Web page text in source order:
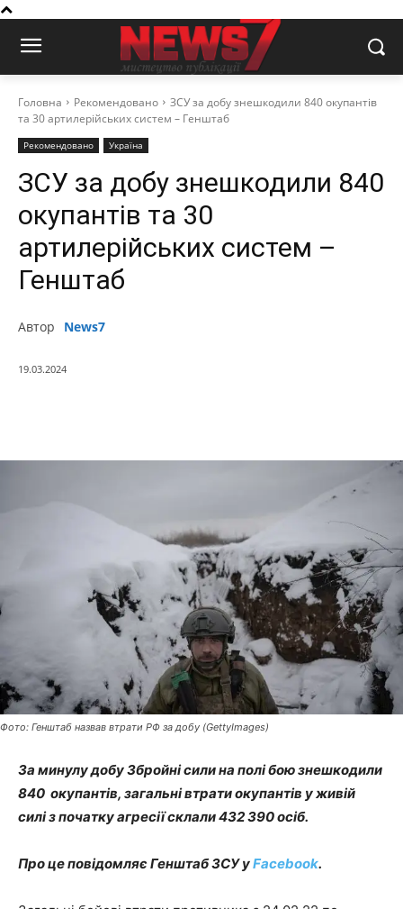
Головна Рекомендовано
ЗСУ за добу знешкодили 840 окупантів
та 30 артилерійських систем – Генштаб
Рекомендовано Україна
ЗСУ за добу знешкодили 840
окупантів та 30
артилерійських систем –
Генштаб
Автор News7
19.03.2024
Фото: Генштаб назвав втрати РФ за добу (GettyImages)
За минулу добу Збройні сили на полі бою знешкодили
840 окупантів, загальні втрати окупантів у живій
силі з початку агресії склали 432 390 осіб.
Про це повідомляє Генштаб ЗСУ уFacebook.